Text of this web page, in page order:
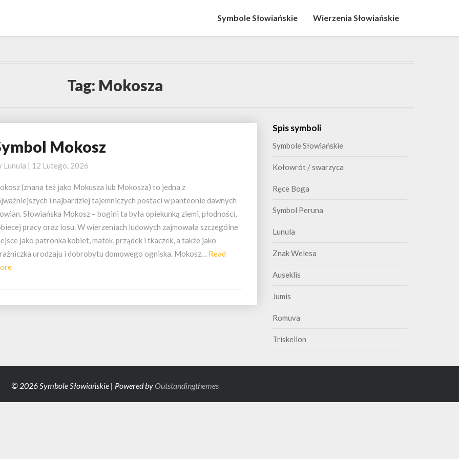
Symbole Słowiańskie Wierzenia Słowiańskie
Tag: Mokosza
Mokosz
Lunula | 12 Lutego, 2026
(znana też jako Mokusza lub Mokosza) to jedna z
i najbardziej tajemniczych postaci w panteonie dawnych
Słowiańska Mokosz – bogini ta była opiekunką ziemi, płodności,
pracy oraz losu. W wierzeniach ludowych zajmowała szczególne
jako patronka kobiet, matek, prządek i tkaczek, a także jako
urodzaju i dobrobytu domowego ogniska. Mokosz… Read
Read
Spis symboli
Symbole Słowiańskie
Kołowrót / swarzyca
Ręce Boga
Symbol Peruna
Lunula
Znak Welesa
Auseklis
Jumis
Romuva
Triskelion
© 2026 Symbole Słowiańskie | Powered byOutstandingthemes